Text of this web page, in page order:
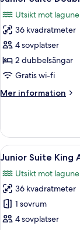
up
alla
foton
för
Junior
Suite
Double
Utsikt mot
36 kvadratmeter
4 sovplatser
2 dubbelsängar
Gratis wi-fi
Mer information
Mer
Suite
Double
Accessible
Öppna
alla
foton
för
Junior
Suite
1
Junior Suite King
Utsikt mot
36 kvadratmeter
1 sovrum
4 sovplatser